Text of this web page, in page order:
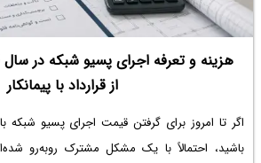
از قرارداد با پیمانکار
اگر تا امروز برای گرفتن قیمت اجرای پسیو
باشید، احتمالاً با یک مشکل مشترک روبه‌رو